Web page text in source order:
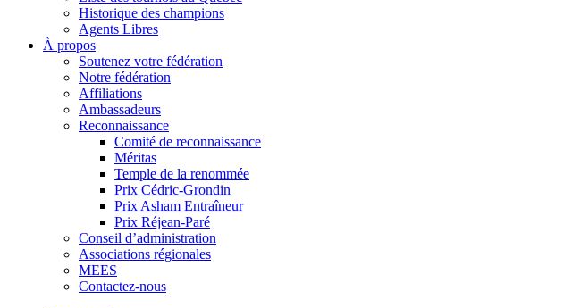
Historique des champions
Agents Libres
À propos
Soutenez votre fédération
Notre fédération
Affiliations
Ambassadeurs
Reconnaissance
Comité de reconnaissance
Méritas
Temple de la renommée
Prix Cédric-Grondin
Prix Asham Entraîneur
Prix Réjean-Paré
Conseil d’administration
Associations régionales
MEES
Contactez-nous